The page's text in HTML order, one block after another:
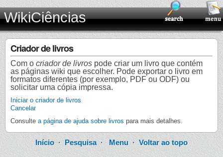
WikiCiências
Criador de livros
Com o criador de livros pode criar um livro que contém
as páginas wiki que escolher. Pode exportar o livro em
formatos diferentes (por exemplo, PDF ou ODF) ou
solicitar uma cópia impressa.
Iniciar o criador de livros
Cancelar
Consulte a página de ajuda sobre livros para mais detalhes.
Início· Pesquisa·Menu · Voltar ao topo